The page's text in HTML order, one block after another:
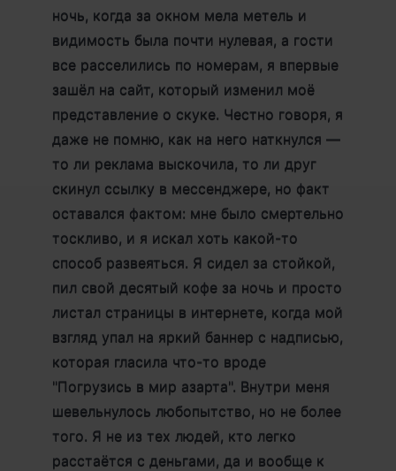
ночь, когда за окном мела метель и
видимость была почти нулевая, а гости
все расселились по номерам, я впервые
зашёл на сайт, который изменил моё
представление о скуке. Честно говоря, я
даже не помню, как на него наткнулся —
то ли реклама выскочила, то ли друг
скинул ссылку в мессенджере, но факт
оставался фактом: мне было смертельно
тоскливо, и я искал хоть какой-то
способ развеяться. Я сидел за стойкой,
пил свой десятый кофе за ночь и просто
листал страницы в интернете, когда мой
взгляд упал на яркий баннер с надписью,
которая гласила что-то вроде
"Погрузись в мир азарта". Внутри меня
шевельнулось любопытство, но не более
того. Я не из тех людей, кто легко
расстаётся с деньгами, да и вообще к